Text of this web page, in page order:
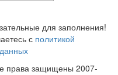
для заполнения!
с политикой
права защищены 2007-